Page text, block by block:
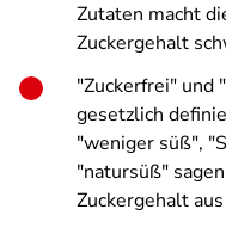
Zutaten macht
Zuckergehalt
"Zuckerfrei" und
gesetzlich
"weniger süß",
"natursüß"
Zuckergehalt